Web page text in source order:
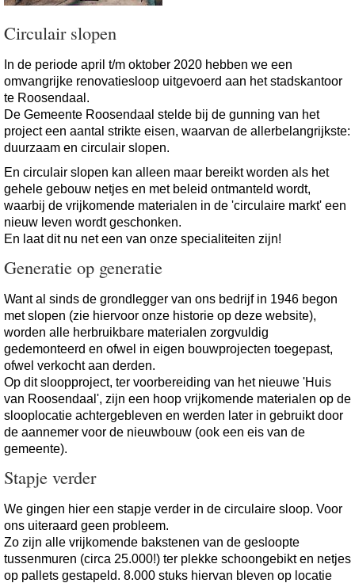
Circulair slopen
In de periode april t/m oktober 2020 hebben we een
omvangrijke renovatiesloop uitgevoerd aan het stadskantoor
te Roosendaal.
De Gemeente Roosendaal stelde bij de gunning van het
project een aantal strikte eisen, waarvan de allerbelangrijkste:
duurzaam en circulair slopen.
En circulair slopen kan alleen maar bereikt worden als het
gehele gebouw netjes en met beleid ontmanteld wordt,
waarbij de vrijkomende materialen in de 'circulaire markt' een
nieuw leven wordt geschonken.
En laat dit nu net een van onze specialiteiten zijn!
Generatie op generatie
Want al sinds de grondlegger van ons bedrijf in 1946 begon
met slopen (zie hiervoor onze historie op deze website),
worden alle herbruikbare materialen zorgvuldig
gedemonteerd en ofwel in eigen bouwprojecten toegepast,
ofwel verkocht aan derden.
Op dit sloopproject, ter voorbereiding van het nieuwe 'Huis
van Roosendaal', zijn een hoop vrijkomende materialen op de
slooplocatie achtergebleven en werden later in gebruikt door
de aannemer voor de nieuwbouw (ook een eis van de
gemeente).
Stapje verder
We gingen hier een stapje verder in de circulaire sloop. Voor
ons uiteraard geen probleem.
Zo zijn alle vrijkomende bakstenen van de gesloopte
tussenmuren (circa 25.000!) ter plekke schoongebikt en netjes
op pallets gestapeld. 8.000 stuks hiervan bleven op locatie